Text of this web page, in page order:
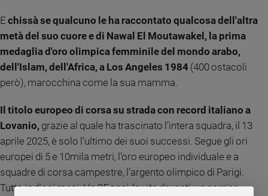
Riflessioni
Video
Podcast
E chissà se qualcuno le ha raccontato qualcosa dell'altra
metà del suo cuore e di Nawal El Moutawakel, la prima
medaglia d'oro olimpica femminile del mondo arabo,
dell'Islam, dell'Africa, a Los Angeles 1984 (400 ostacoli
però), marocchina come la sua mamma.
Il titolo europeo di corsa su strada con record italiano a
Lovanio, grazie al quale ha trascinato l’intera squadra, il 13
aprile 2025, è solo l’ultimo dei suoi successi. Segue gli ori
europei di 5 e 10mila metri, l’oro europeo individuale e a
squadre di corsa campestre, l’argento olimpico di Parigi.
Tutto in dieci mesi. Ha 25 anni, la vita davanti, un sorriso